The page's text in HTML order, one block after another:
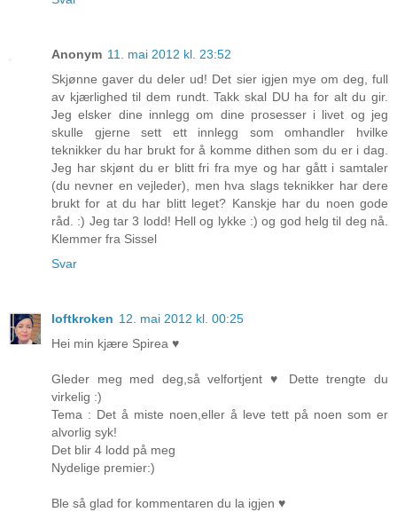
Anonym 11. mai 2012 kl. 23:52
Skjønne gaver du deler ud! Det sier igjen mye om deg, full
av kjærlighed til dem rundt. Takk skal DU ha for alt du gir.
Jeg elsker dine innlegg om dine prosesser i livet og jeg
skulle gjerne sett ett innlegg som omhandler hvilke
teknikker du har brukt for å komme dithen som du er i dag.
Jeg har skjønt du er blitt fri fra mye og har gått i samtaler
(du nevner en vejleder), men hva slags teknikker har dere
brukt for at du har blitt leget? Kanskje har du noen gode
råd. :) Jeg tar 3 lodd! Hell og lykke :) og god helg til deg nå.
Klemmer fra Sissel
Svar
loftkroken 12. mai 2012 kl. 00:25
Hei min kjære Spirea ♥
Gleder meg med deg,så velfortjent ♥ Dette trengte du
virkelig :)
Tema : Det å miste noen,eller å leve tett på noen som er
alvorlig syk!
Det blir 4 lodd på meg
Nydelige premier:)
Ble så glad for kommentaren du la igjen ♥